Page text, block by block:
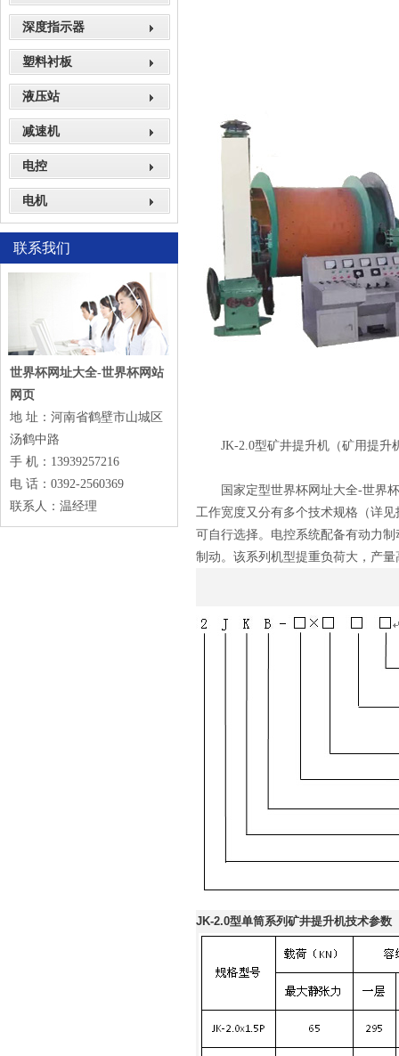
深度指示器
塑料衬板
液压站
减速机
电控
电机
联系我们
世界杯网址大全-世界杯网站
网页
地 址：河南省鹤壁市山城区
汤鹤中路
手 机：13939257216
电 话：0392-2560369
联系人：温经理
JK-2.0型矿井提升机（矿用提升
国家定型世界杯网址大全-世界杯
工作宽度又分有多个技术规格（详
可自行选择。电控系统配备有动力
制动。该系列机型提重负荷大，产
JK-2.0型单筒系列矿井提升机技术参数